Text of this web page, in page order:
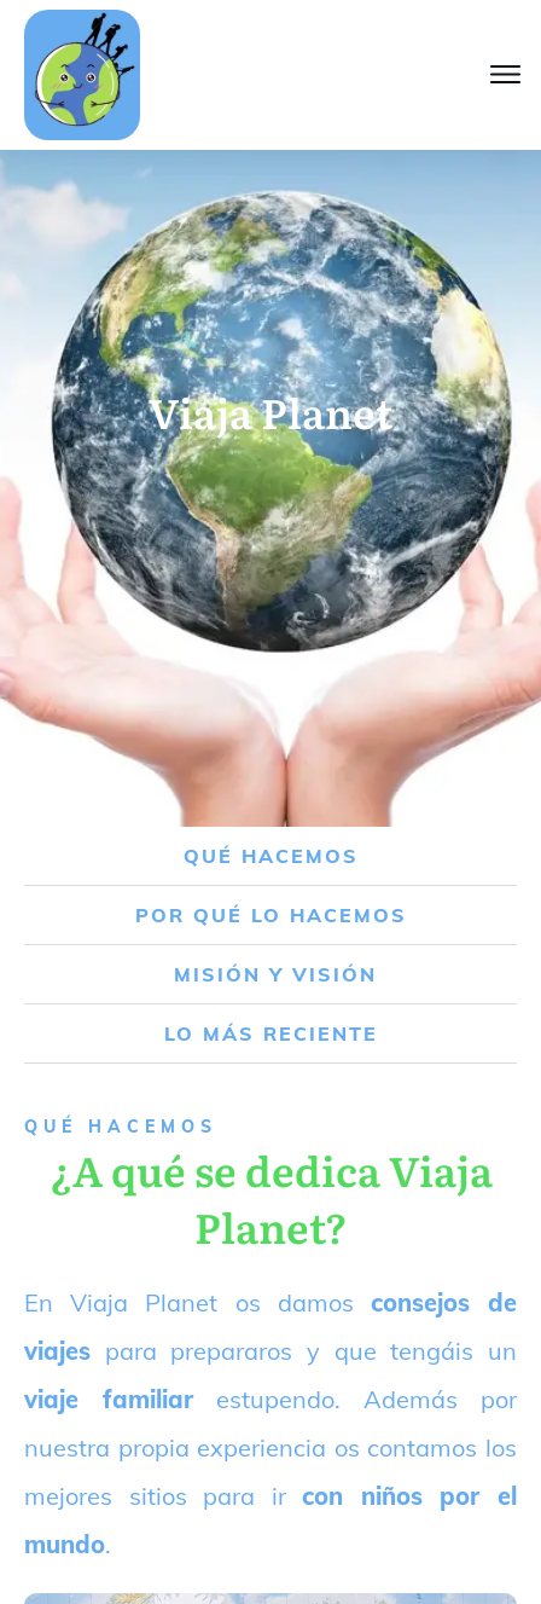
Viaja Planet
QUÉ HACEMOS
POR QUÉ LO HACEMOS
MISIÓN Y VISIÓN
LO MÁS RECIENTE
QUÉ HACEMOS
¿A qué se dedica Viaja
Planet?
En Viaja Planet os damos consejos de
viajes para prepararos y que tengáis un
viaje familiarestupendo. Además por
nuestra propia experiencia os contamos los
mejores sitios para ircon niños por el
mundo.